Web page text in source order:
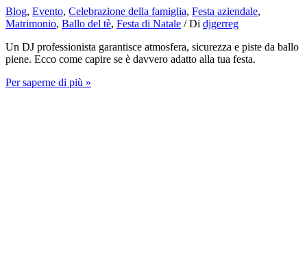
Blog, Evento, Celebrazione della famiglia, Festa aziendale,
Matrimonio, Ballo del tè, Festa di Natale / Di djgerreg
Un DJ professionista garantisce atmosfera, sicurezza e piste da ballo
piene. Ecco come capire se è davvero adatto alla tua festa.
Per saperne di più »